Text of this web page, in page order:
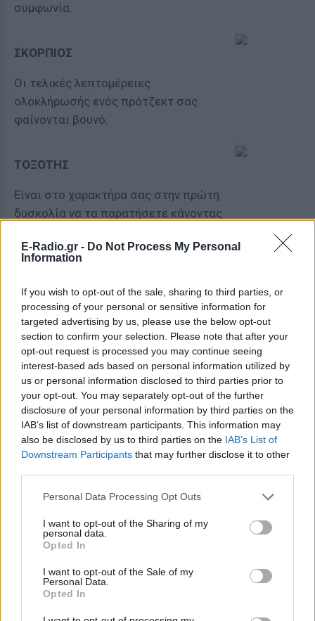
E-Radio.gr - Do Not Process My Personal
Information
If you wish to opt-out of the sale, sharing to third parties, or
processing of your personal or sensitive information for
targeted advertising by us, please use the below opt-out
section to confirm your selection. Please note that after your
opt-out request is processed you may continue seeing
interest-based ads based on personal information utilized by
us or personal information disclosed to third parties prior to
your opt-out. You may separately opt-out of the further
disclosure of your personal information by third parties on the
IAB’s list of downstream participants. This information may
also be disclosed by us to third parties on the IAB’s List of
Downstream Participants that may further disclose it to other
Personal Data Processing Opt Outs
I want to opt-out of the Sharing of my
personal data.
Opted In
I want to opt-out of the Sale of my
Personal Data.
Opted In
συμφωνία.
ΣΚΟΡΠΙΟΣ
Oι τελικές λεπτομέρειες
ολοκλήρωσής ενός πρότζεκτ σας
φαίνονται βουνό.
ΤΟΞΟΤΗΣ
Είναι στο χαρακτήρα σας στην πρώτη
δυσκολία να τα παρατήσετε κάνοντας
προσπάθειά σας.
ΑΙΓΟΚΕΡΩΣ
ΥΔΡΟΧΟΟΣ
ΙΧΘΕΙΣ
Κάντε το διάλειμμα που έχετε ανάγκη
και επανέλθετε έτοιμοι να λάμψετε.
ΔΙΑΦΗΜΙΣΗ